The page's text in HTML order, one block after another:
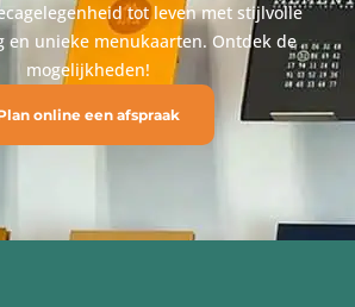
tot leven met stijlvolle
en unieke menukaarten. Ontdek de
mogelijkheden!
online een afspraak